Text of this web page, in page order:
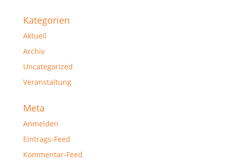
Kategorien
Aktuell
Archiv
Uncategorized
Veranstaltung
Meta
Anmelden
Eintrags-Feed
Kommentar-Feed